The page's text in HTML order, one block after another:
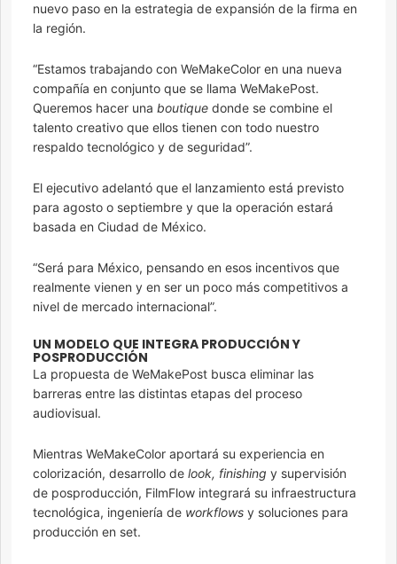
nuevo paso en la estrategia de expansión de la firma en
la región.
“Estamos trabajando con WeMakeColor en una nueva
compañía en conjunto que se llama WeMakePost.
Queremos hacer una boutique donde se combine el
talento creativo que ellos tienen con todo nuestro
respaldo tecnológico y de seguridad”.
El ejecutivo adelantó que el lanzamiento está previsto
para agosto o septiembre y que la operación estará
basada en Ciudad de México.
“Será para México, pensando en esos incentivos que
realmente vienen y en ser un poco más competitivos a
nivel de mercado internacional”.
UN MODELO QUE INTEGRA PRODUCCIÓN Y
POSPRODUCCIÓN
La propuesta de WeMakePost busca eliminar las
barreras entre las distintas etapas del proceso
audiovisual.
Mientras WeMakeColor aportará su experiencia en
colorización, desarrollo de look, finishing y supervisión
de posproducción, FilmFlow integrará su infraestructura
tecnológica, ingeniería de workflows y soluciones para
producción en set.